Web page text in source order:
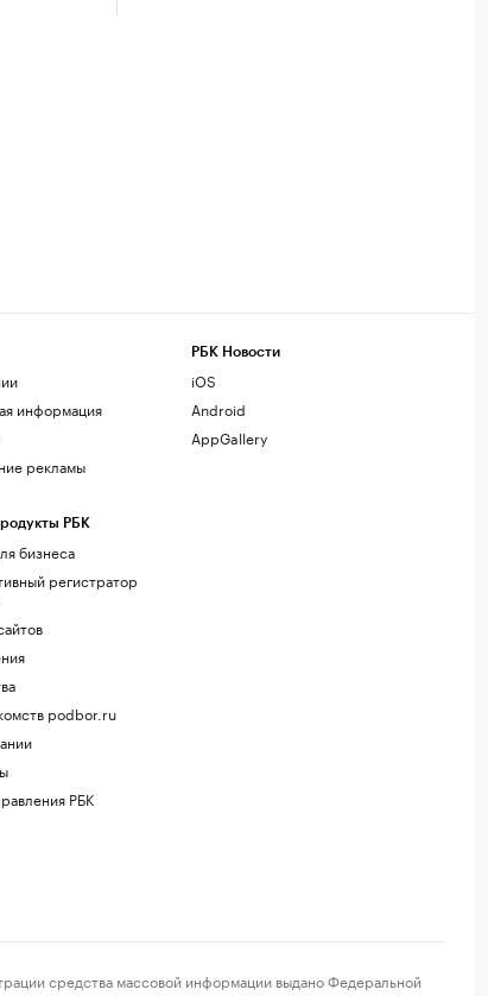
информация
рекламы
РБК
бизнеса
регистратор
podbor.ru
РБК
РБК Новости
iOS
Android
AppGallery
средства массовой информации выдано Федеральной